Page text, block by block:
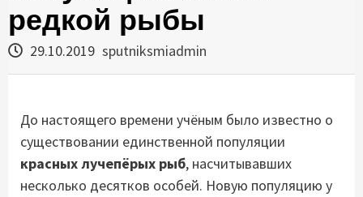
редкой рыбы
29.10.2019 sputniksmiadmin
До настоящего времени учёным было известно о
существовании единственной популяции
красных лучепёрых рыб, насчитывавших
несколько десятков особей. Новую популяцию у